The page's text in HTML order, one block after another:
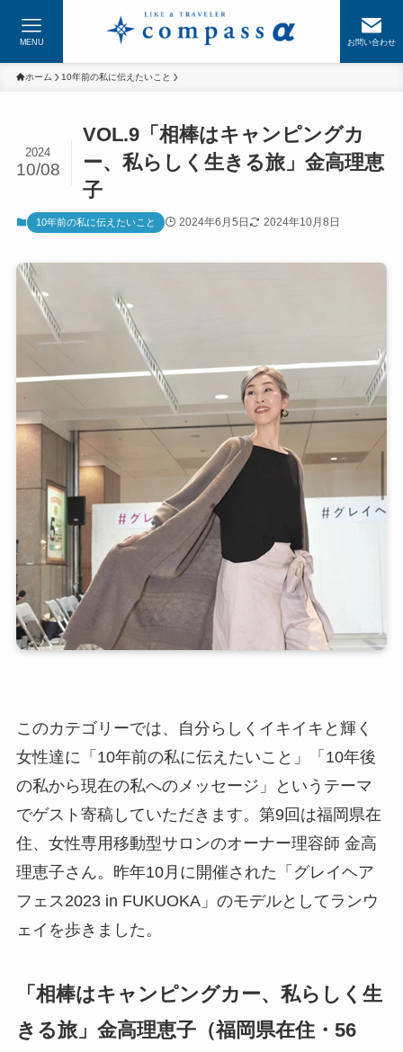
お問い合わせ
MENU
ホーム 10年前の私に伝えたいこと
VOL.9「相棒はキャンピングカ
ー、私らしく生きる旅」金高理恵
子
2024
10/08
10年前の私に伝えたいこと 2024年6月5日 2024年10月8日
このカテゴリーでは、自分らしくイキイキと輝く
女性達に「10年前の私に伝えたいこと」「10年後
の私から現在の私へのメッセージ」というテーマ
でゲスト寄稿していただきます。第9回は福岡県在
住、女性専用移動型サロンのオーナー理容師 金高
理恵子さん。昨年10月に開催された「グレイヘア
フェス2023 in FUKUOKA」のモデルとしてランウ
ェイを歩きました。
「相棒はキャンピングカー、私らしく生
きる旅」金高理恵子（福岡県在住・56